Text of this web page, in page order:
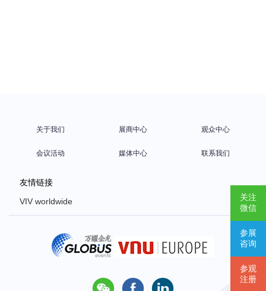
关注
微信
参展
咨询
参观
注册
关于我们 展商中心 观众中心
会议活动 媒体中心 联系我们
友情链接
VIV worldwide
Poultry Africa